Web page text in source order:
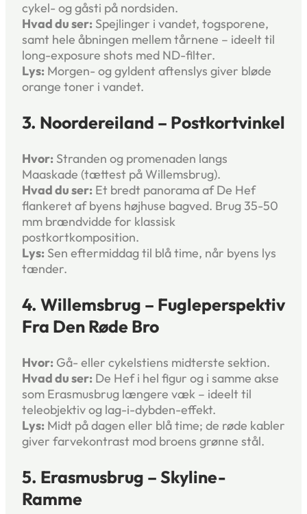
cykel- og gåsti på nordsiden.
Hvad du ser: Spejlinger i vandet, tog­sporene,
samt hele åbningen mellem tårnene – ideelt til
long-exposure shots med ND-filter.
Lys: Morgen- og gyldent aftenslys giver bløde
orange toner i vandet.
3. Noordereiland – Postkortvinkel
Hvor: Stranden og promenaden langs
Maaskade (tættest på Willemsbrug).
Hvad du ser: Et bredt panorama af De Hef
flankeret af byens højhuse bagved. Brug 35-50
mm brændvidde for klassisk
postkortkomposition.
Lys: Sen eftermiddag til blå time, når byens lys
tænder.
4. Willemsbrug – Fugleperspektiv
Fra Den Røde Bro
Hvor: Gå- eller cykelstiens midterste sektion.
Hvad du ser: De Hef i hel figur og i samme akse
som Erasmusbrug længere væk – ideelt til
teleobjektiv og lag-i-dybden-effekt.
Lys: Midt på dagen eller blå time; de røde kabler
giver farvekontrast mod broens grønne stål.
5. Erasmusbrug – Skyline-
Ramme